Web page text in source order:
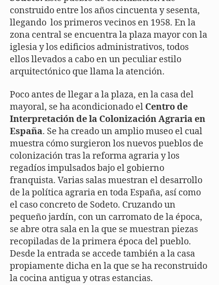
construido entre los años cincuenta y sesenta,
llegando los primeros vecinos en 1958. En la
zona central se encuentra la plaza mayor con la
iglesia y los edificios administrativos, todos
ellos llevados a cabo en un peculiar estilo
arquitectónico que llama la atención.
Poco antes de llegar a la plaza, en la casa del
mayoral, se ha acondicionado el Centro de
Interpretación de la Colonización Agraria en
España. Se ha creado un amplio museo el cual
muestra cómo surgieron los nuevos pueblos de
colonización tras la reforma agraria y los
regadíos impulsados bajo el gobierno
franquista. Varias salas muestran el desarrollo
de la política agraria en toda España, así como
el caso concreto de Sodeto. Cruzando un
pequeño jardín, con un carromato de la época,
se abre otra sala en la que se muestran piezas
recopiladas de la primera época del pueblo.
Desde la entrada se accede también a la casa
propiamente dicha en la que se ha reconstruido
la cocina antigua y otras estancias.